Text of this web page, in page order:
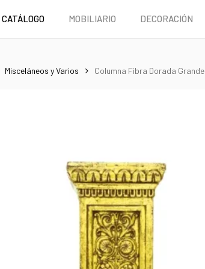
CATÁLOGO MOBILIARIO DECORACIÓN
Misceláneos y Varios Columna Fibra Dorada Grande